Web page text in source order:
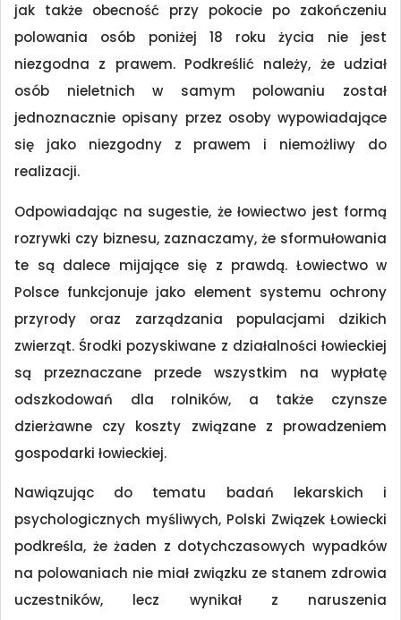
jak także obecność przy pokocie po zakończeniu
polowania osób poniżej 18 roku życia nie jest
niezgodna z prawem. Podkreślić należy, że udział
osób nieletnich w samym polowaniu został
jednoznacznie opisany przez osoby wypowiadające
się jako niezgodny z prawem i niemożliwy do
realizacji.
Odpowiadając na sugestie, że łowiectwo jest formą
rozrywki czy biznesu, zaznaczamy, że sformułowania
te są dalece mijające się z prawdą. Łowiectwo w
Polsce funkcjonuje jako element systemu ochrony
przyrody oraz zarządzania populacjami dzikich
zwierząt. Środki pozyskiwane z działalności łowieckiej
są przeznaczane przede wszystkim na wypłatę
odszkodowań dla rolników, a także czynsze
dzierżawne czy koszty związane z prowadzeniem
gospodarki łowieckiej.
Nawiązując do tematu badań lekarskich i
psychologicznych myśliwych, Polski Związek Łowiecki
podkreśla, że żaden z dotychczasowych wypadków
na polowaniach nie miał związku ze stanem zdrowia
uczestników, lecz wynikał z naruszenia